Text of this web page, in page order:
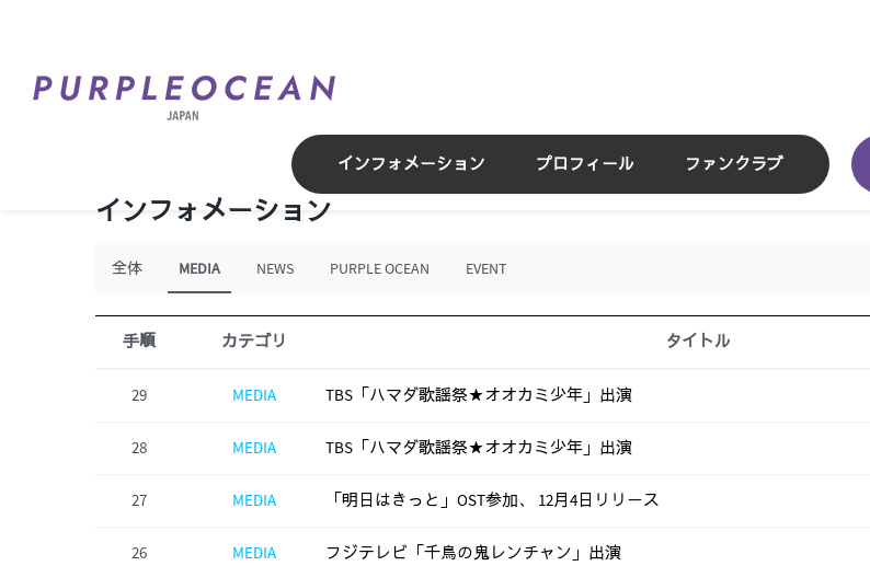
content
インフォメーション プロフィール ファンクラブ
インフォメーション
全体 MEDIA NEWS PURPLE OCEAN EVENT
手順 カテゴリ タイトル
29 MEDIA TBS「ハマダ歌謡祭★オオカミ少年」出演
28 MEDIA TBS「ハマダ歌謡祭★オオカミ少年」出演
27 MEDIA 「明日はきっと」OST参加、 12月4日リリース
26 MEDIA フジテレビ「千鳥の鬼レンチャン」出演